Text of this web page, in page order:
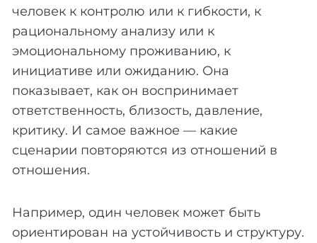
человек к контролю или к гибкости, к
рациональному анализу или к
эмоциональному проживанию, к
инициативе или ожиданию. Она
показывает, как он воспринимает
ответственность, близость, давление,
критику. И самое важное — какие
сценарии повторяются из отношений в
отношения.
Например, один человек может быть
ориентирован на устойчивость и структуру.